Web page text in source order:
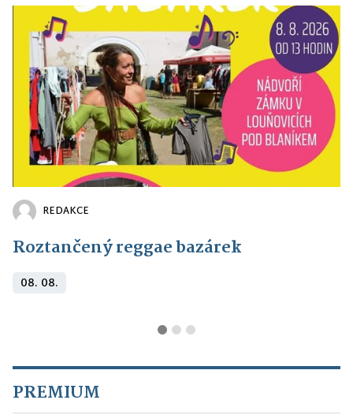
REDAKCE
Roztančený reggae bazárek
08. 08.
PREMIUM